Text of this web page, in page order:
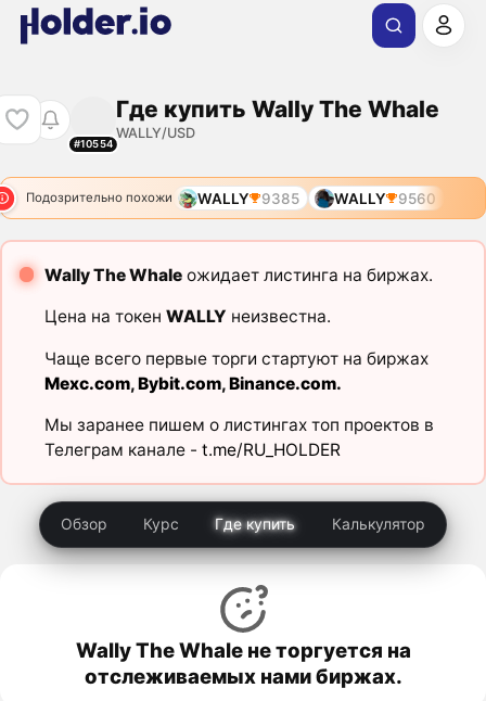
#10554
Где купить Wally The Whale
WALLY/USD
Подозрительно похожи WALLY 9385 WALLY 9560
Wally The Whaleожидает листинга на биржах.
Цена на токен WALLY неизвестна.
Чаще всего первые торги стартуют на биржах
Mexc.com,Bybit.com,Binance.com.
Мы заранее пишем о листингах топ проектов в
Телеграм канале - t.me/RU_HOLDER
Обзор Курс Где купить Калькулятор
Wally The Whale не торгуется на
отслеживаемых нами биржах.